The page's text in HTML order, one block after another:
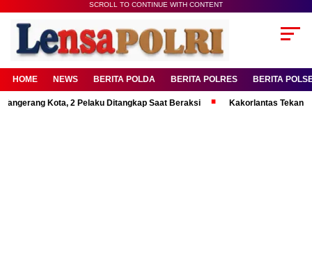
SCROLL TO CONTINUE WITH CONTENT
HOME NEWS BERITA POLDA BERITA POLRES BERITA
Kota, 2 Pelaku Ditangkap Saat Beraksi Kakorlantas